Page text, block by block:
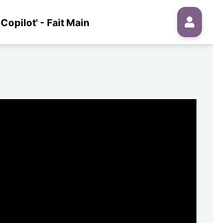
Copilot' - Fait Main